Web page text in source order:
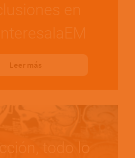
en
Leer más
todo lo